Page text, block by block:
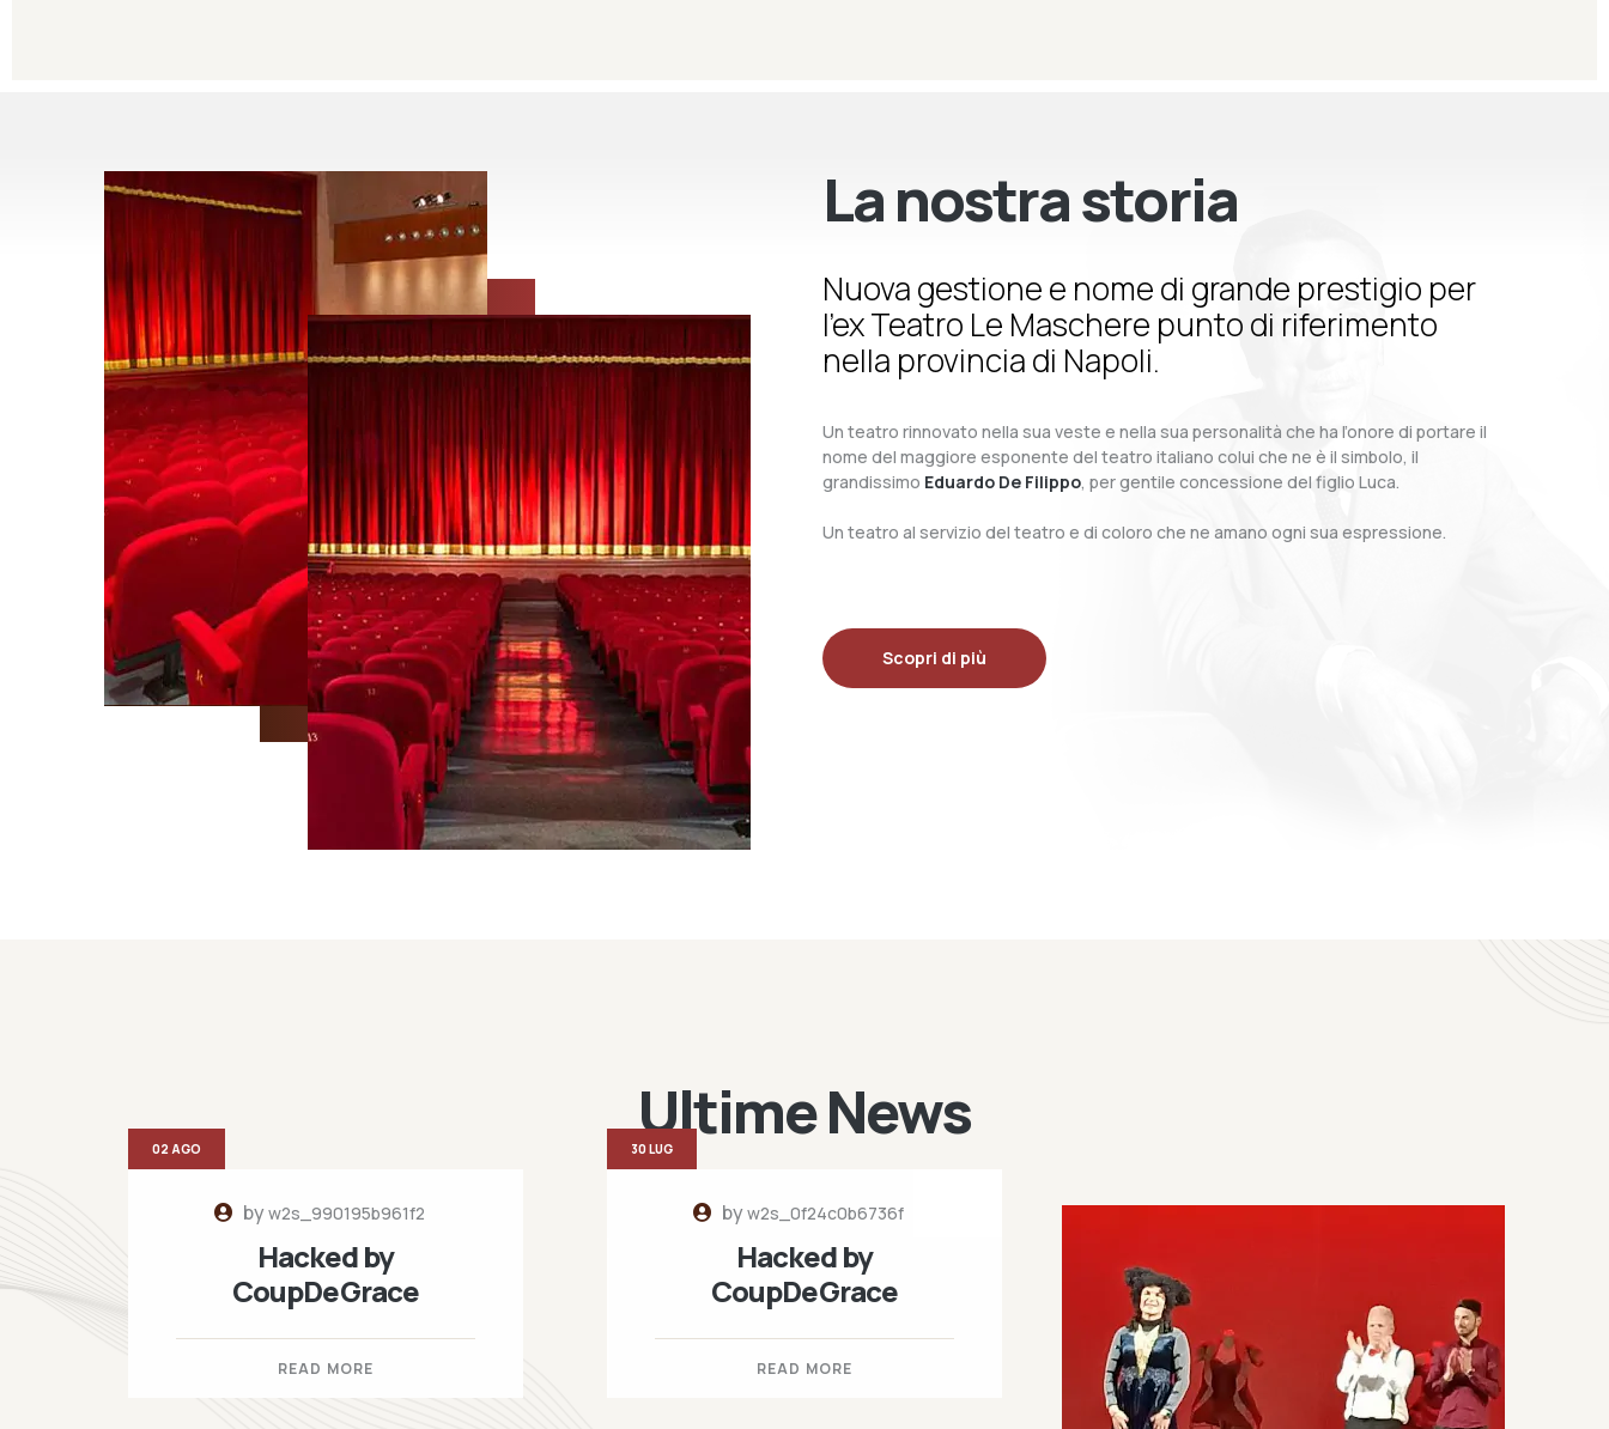
La nostra storia
Nuova gestione e nome di grande prestigio per
l’ex Teatro Le Maschere punto di riferimento
nella provincia di Napoli.
Un teatro rinnovato nella sua veste e nella sua personalità che ha l’onore di portare il
nome del maggiore esponente del teatro italiano colui che ne è il simbolo, il
grandissimo Eduardo De Filippo, per gentile concessione del figlio Luca.
Un teatro al servizio del teatro e di coloro che ne amano ogni sua espressione.
Scopri di più
Ultime News
byw2s_990195b961f2
Hacked by
CoupDeGrace
READ MORE
02 AGO
byw2s_0f24c0b6736f
Hacked by
CoupDeGrace
READ MORE
30 LUG